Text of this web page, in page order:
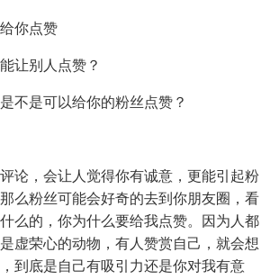
你点赞
别人点赞？
是可以给你的粉丝点赞？
，会让人觉得你有诚意，更能引起粉
么粉丝可能会好奇的去到你朋友圈，看
么的，你为什么要给我点赞。因为人都
虚荣心的动物，有人赞赏自己，就会想
到底是自己有吸引力还是你对我有意